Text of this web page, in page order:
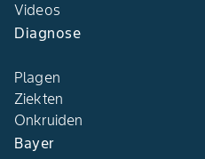
Videos
Diagnose
Plagen
Ziekten
Onkruiden
Bayer